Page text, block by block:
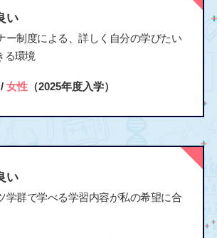
い
ー制度による、詳しく自分の学びたい
る環境
女性（2025年度入学）
い
学群で学べる学習内容が私の希望に合